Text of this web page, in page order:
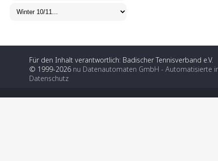
Für den Inhalt verantwortlich: Badischer Tennisverband e.V.
© 1999-2026 nu Datenautomaten GmbH - Automatisierte
Datenschutz